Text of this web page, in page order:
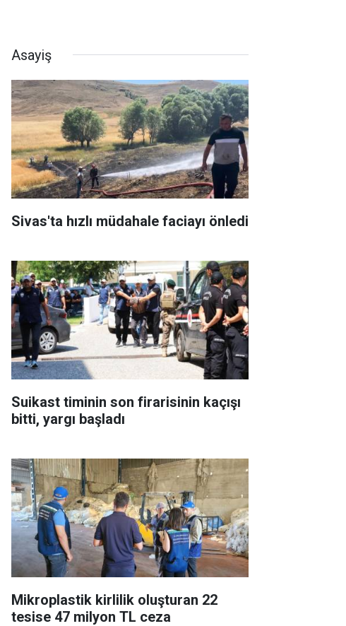
Asayiş
Sivas'ta hızlı müdahale faciayı önledi
Suikast timinin son firarisinin kaçışı
bitti, yargı başladı
Mikroplastik kirlilik oluşturan 22
tesise 47 milyon TL ceza